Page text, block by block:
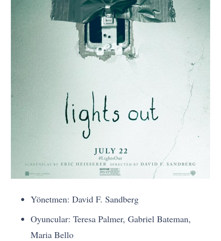
Yönetmen: David F. Sandberg
Oyuncular: Teresa Palmer, Gabriel Bateman,
Maria Bello